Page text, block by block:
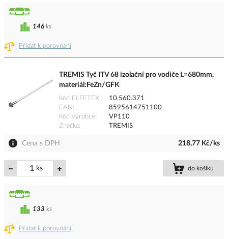
Přidat k porovnání
146 ks
TREMIS Tyč ITV 68 izolační pro vodiče L=680mm,
materiál:FeZn/GFK
Kód ELFETEX
10.560.371
EAN
8595614751100
Kód výrobce
VP110
Značka
TREMIS
Cena s DPH 218,77 Kč/ks
ks do košíku
Přidat k porovnání
133 ks